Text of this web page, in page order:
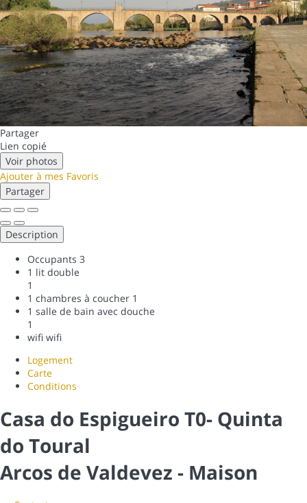
Partager
Lien copié
Voir photos
Ajouter à mes Favoris
Partager
Description
Occupants 3
1 lit double
1
1 chambres à coucher 1
1 salle de bain avec douche
1
wifi wifi
Logement
Carte
Conditions
Casa do Espigueiro T0- Quinta
do Toural
Arcos de Valdevez - Maison